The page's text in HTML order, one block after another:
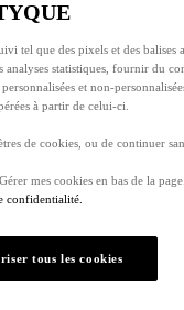
tel que des pixels et des balises
statistiques, fournir du
et non-
à partir de celui-ci.
de cookies, ou de continuer
mes cookies en bas de la
confidentialité.
tous les cookies